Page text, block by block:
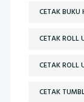
CETAK BUKU
CETAK ROLL
CETAK ROLL
CETAK